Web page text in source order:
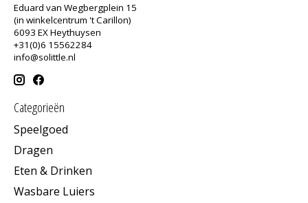
Eduard van Wegbergplein 15
(in winkelcentrum 't Carillon)
6093 EX Heythuysen
+31(0)6 15562284
info@solittle.nl
Categorieën
Speelgoed
Dragen
Eten & Drinken
Wasbare Luiers